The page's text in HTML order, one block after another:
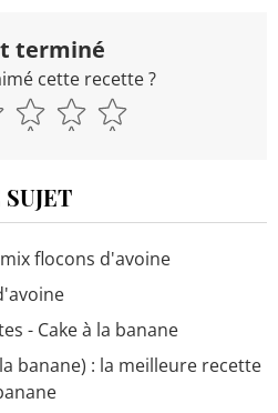
terminé
cette recette ?
flocons d'avoine
- Cake à la banane
banane) : la meilleure recette